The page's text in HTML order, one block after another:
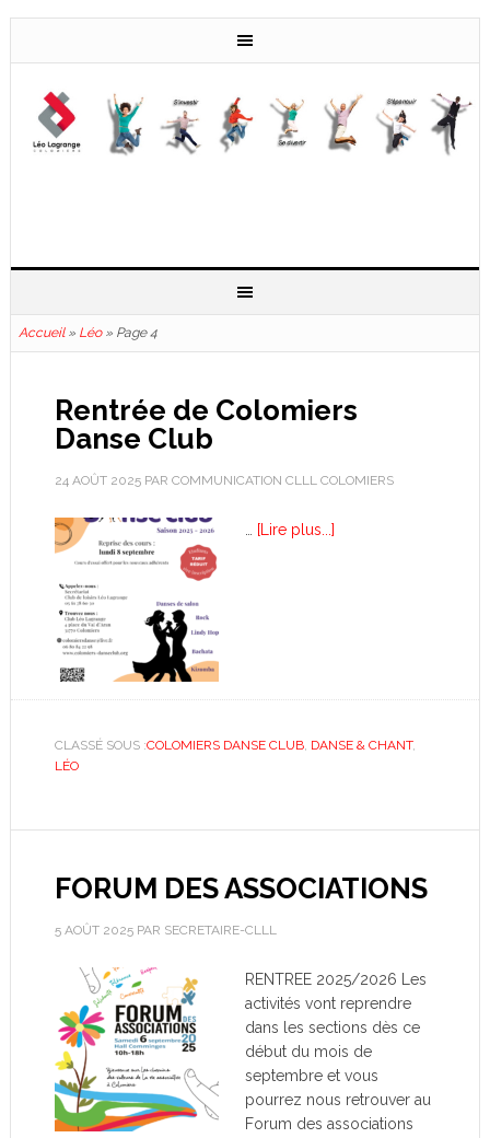
Accueil» Léo» Page 4
Rentrée de Colomiers
Danse Club
24 AOÛT 2025PAR COMMUNICATION CLLL COLOMIERS
[Lire plus...]
CLASSÉ SOUS :COLOMIERS DANSE CLUB, DANSE & CHANT,
LÉO
FORUM DES ASSOCIATIONS
5 AOÛT 2025PAR SECRETAIRE-CLLL
RENTREE 2025/2026 Les
activités vont reprendre
dans les sections dès ce
début du mois de
septembre et vous
pourrez nous retrouver au
Forum des associations